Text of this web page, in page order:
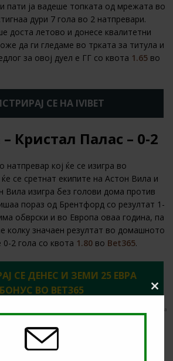
пати ја вадеше топката од мрежата во
дури 7 гола во 2 натпревари.
доста летово и донесе квалитетни
да ги гледаме во трката за титула и
за овој дуел е ГГ со квота 1.65 во
СЕ НА IVIBET
Кристал Палас – 0-2
натпревар кој ќе се изигра во
се сретнат екипите на Астон Вила и
Вила изигра без голови дома против
пораз од Брентфорд со резултат 1-
обврски и во Европа оваа година, па
колку значаен резултат во домашното
2 гола со квота 1.80 во Bet365.
СЕ ДЕНЕС И ЗЕМИ 25 ЕВРА
БОНУС ВО BET365
се кредити за обложување. Потребна е регистрација. Има
и правила. | 18+ | gambleaware.org #Ad
се преземени на 29.08.2025 во
Close